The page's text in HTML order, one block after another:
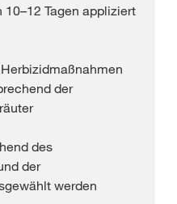
Tagen appliziert
der
des
der
werden